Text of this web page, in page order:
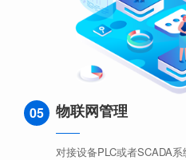
05 物联网管理
对接设备PLC或者SCADA